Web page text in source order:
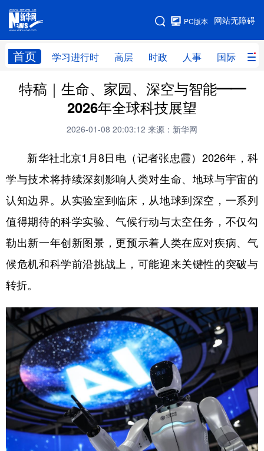
网站无障碍
PC版本
首页 学习进行时 高层 时政 人事 国际 财
网站地图
学习进行时 高层 时政 人事
财经 网评
科技 科创 量子 体育
文化 书画 健康 军事
法律 中央文件 金融 汽车
食品 人居 信息化 数字经济
学术中国
城市 旅游 能源 会展
彩票 娱乐 时尚 悦读
公益 一带一路 亚太网 上市公司
文化产业
地方频道
特稿｜生命、家园、深空与智能——
2026年全球科技展望
2026-01-08 20:03:12 来源：新华网
新华社北京1月8日电（记者张忠霞）2026年，科
学与技术将持续深刻影响人类对生命、地球与宇宙的
认知边界。从实验室到临床，从地球到深空，一系列
值得期待的科学实验、气候行动与太空任务，不仅勾
勒出新一年创新图景，更预示着人类在应对疾病、气
候危机和科学前沿挑战上，可能迎来关键性的突破与
转折。